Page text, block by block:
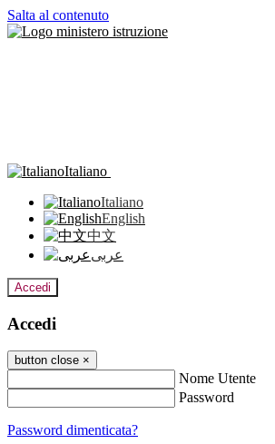
Salta al contenuto
Italiano
Italiano
English
中文
عربى
Accedi
Accedi
button close ×
Nome Utente
Password
Password dimenticata?